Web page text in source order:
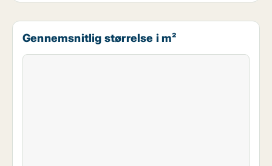
Gennemsnitlig størrelse i m²